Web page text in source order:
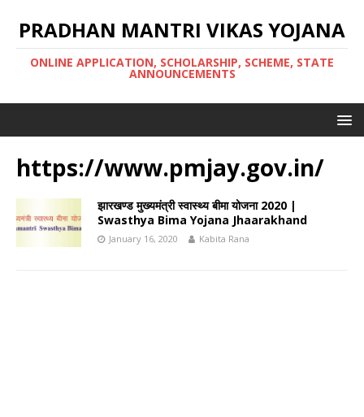
PRADHAN MANTRI VIKAS YOJANA
ONLINE APPLICATION, SCHOLARSHIP, SCHEME, STATE
ANNOUNCEMENTS
https://www.pmjay.gov.in/
झारखण्ड मुख्यमंत्री स्वास्थ्य बीमा योजना 2020 |
Swasthya Bima Yojana Jhaarakhand
January 16, 2020 Kabita Rana